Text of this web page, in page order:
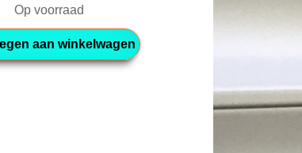
Op voorraad
aan winkelwagen